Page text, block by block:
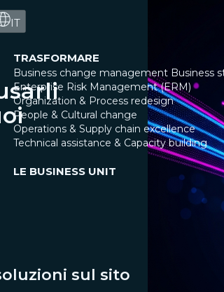
IT
TRASFORMARE
Business change management Business
Enterprise Risk Management (ERM)
Organization & Process redesign
People & Cultural change
Operations & Supply chain excellence
Technical assistance & Capacity building
LE BUSINESS UNIT
sul sito